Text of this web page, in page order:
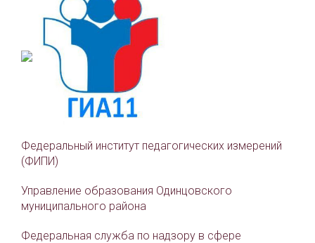
Федеральный институт педагогических измерений
(ФИПИ)
Управление образования Одинцовского
муниципального района
Федеральная служба по надзору в сфере